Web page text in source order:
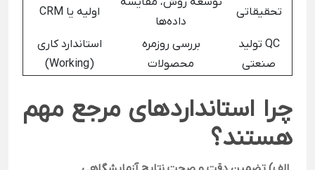
تحقیقاتی
داده‌ها
اولیه یا CRM
QC تولید
صنعتی
بررسی روزمره
محصولات
استاندارد کاری
(Working)
چرا استانداردهای مرجع مهم
هستند؟